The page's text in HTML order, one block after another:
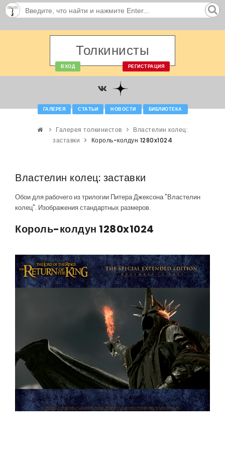
Толкинисты
ВХОД РЕГИСТРАЦИЯ
ГАЛЕРЕЯ СТАТЬИ НОВОСТИ БИБЛИОТЕКА
Галерея толкинистов
Властелин колец:
заставки
Король-колдун 1280x1024
Властелин колец: заставки
Обои для рабочего из трилогии Питера Джексона "Властелин
колец". Изображения стандартных размеров.
Король-колдун 1280x1024